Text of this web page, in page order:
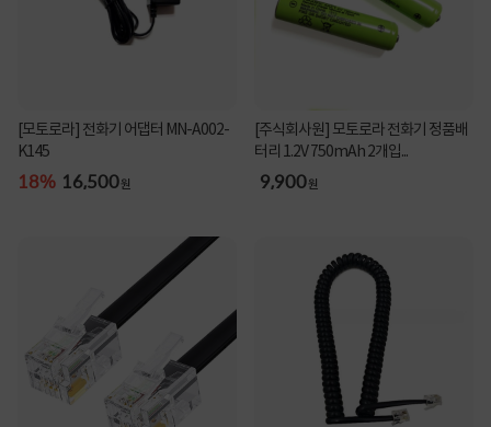
[모토로라] 전화기 어댑터 MN-A002-
K145
18% 16,500원
[주식회사원] 모토로라 전화기 정품배
터리 1.2V 750mAh 2개입...
9,900원